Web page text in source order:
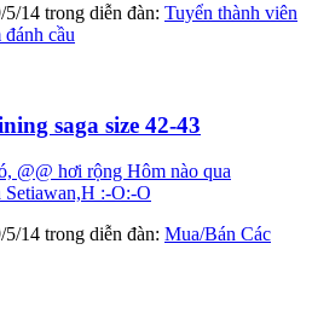
5/14 trong diễn đàn: Tuyển thành viên
cầu
saga size 42-43
@@ hơi rộng Hôm nào qua
Setiawan,H :-O:-O
5/14 trong diễn đàn: Mua/Bán Các